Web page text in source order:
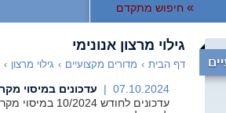
» חיפוש מתקדם
גילוי מרצון אנונימי
דף הבית › מדורים מקצועיים › גילוי מרצון ›
07.10.2024 |
עדכונים במיסוי
עדכונים